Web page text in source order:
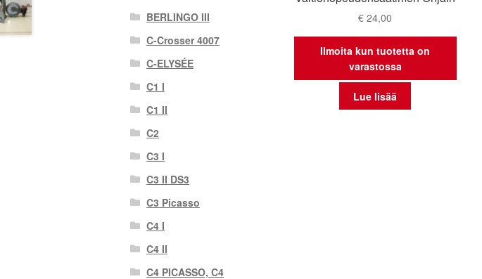
€ 24,00
Ilmoita kun tuotetta on
varastossa
Lue lisää
BERLINGO III
C-Crosser 4007
C-ELYSÉE
C1 I
C1 II
C2
C3 I
C3 II DS3
C3 Picasso
C4 I
C4 II
C4 PICASSO, C4